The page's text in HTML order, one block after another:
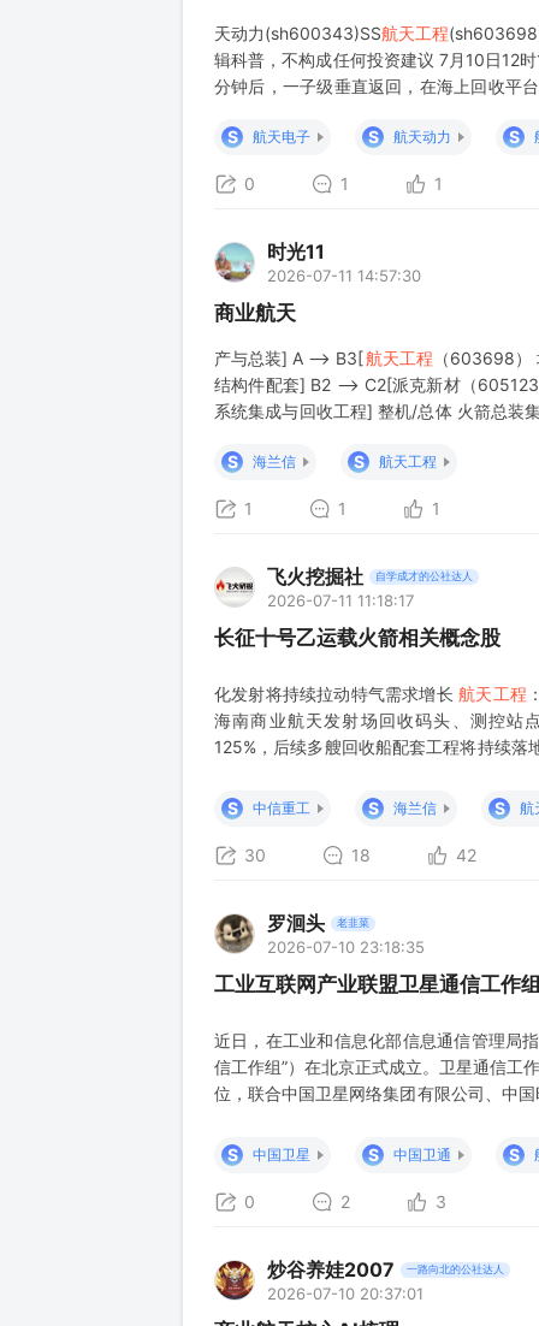
天动力(sh600343)SS航天工程
辑科普，不构成任何投资建议 7月10日12
分钟后，一子级垂直返回，在海上回收平
S
航天电子 S 航天动力 S
0 1 1
时光11
2026-07-11 14:57:30
商业航天
产与总装] A --> B3[航天工程 （603698
结构件配套] B2 --> C2[派克新材（
系统集成与回收工程] 整机/总体 火箭总装
S
海兰信 S 航天工程
1 1 1
飞火挖掘社 自学成才的公社达人
2026-07-11 11:18:17
长征十号乙运载火箭相关概念股
化发射将持续拉动特气需求增长 航天工程
海南商业航天发射场回收码头、测控站
125%，后续多艘回收船配套工程将持续
配液氧、液氮、液氢等火箭推进剂的工业
S 中信重工 S 海兰信 S 航
30 18 42
罗洄头 老韭菜
2026-07-10 23:18:35
工业互联网产业联盟卫星通信工作
近日，在工业和信息化部信息通信管理局
信工作组”）在北京正式成立。卫星通信工
位，联合中国卫星网络集团有限公司、中
电信集团有限公司、中国移动通信集团
立，广泛汇聚卫星企业、电信运
S 中国卫星 S 中国卫通 S
0 2 3
炒谷养娃2007 一路向北的公社达人
2026-07-10 20:37:01